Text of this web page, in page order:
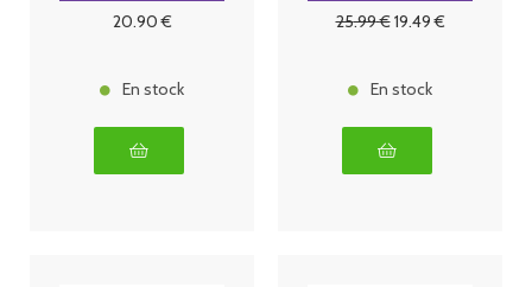
20.90€
En stock
25.99€19.49€
En stock